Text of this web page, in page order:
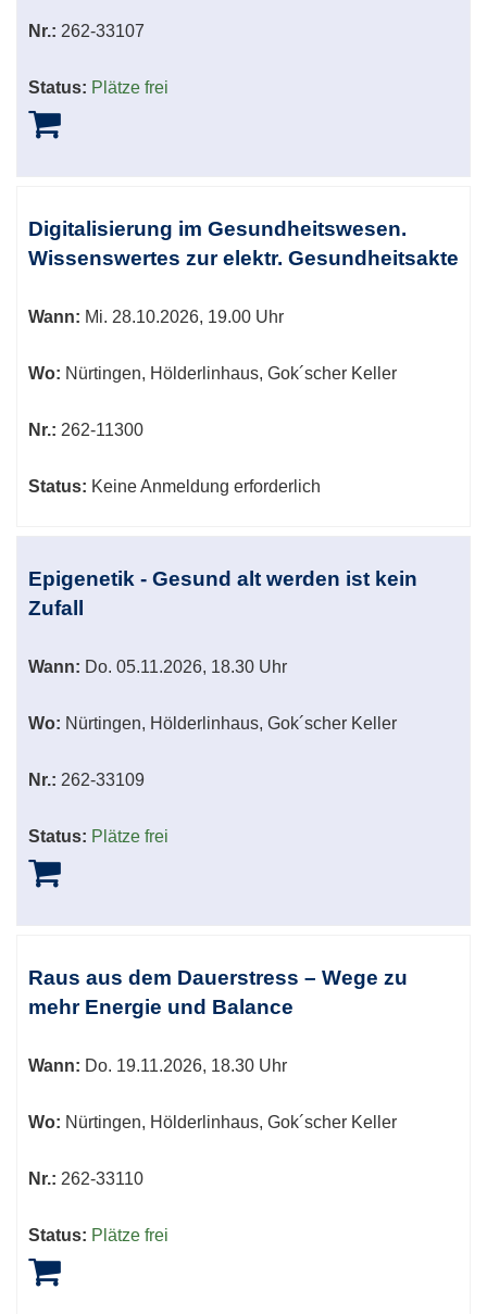
Nr.: 262-33107
Status: Plätze frei
Digitalisierung im Gesundheitswesen.
Wissenswertes zur elektr. Gesundheitsakte
Wann: Mi. 28.10.2026, 19.00 Uhr
Wo: Nürtingen, Hölderlinhaus, Gok´scher Keller
Nr.: 262-11300
Status: Keine Anmeldung erforderlich
Epigenetik - Gesund alt werden ist kein
Zufall
Wann: Do. 05.11.2026, 18.30 Uhr
Wo: Nürtingen, Hölderlinhaus, Gok´scher Keller
Nr.: 262-33109
Status: Plätze frei
Raus aus dem Dauerstress – Wege zu
mehr Energie und Balance
Wann: Do. 19.11.2026, 18.30 Uhr
Wo: Nürtingen, Hölderlinhaus, Gok´scher Keller
Nr.: 262-33110
Status: Plätze frei